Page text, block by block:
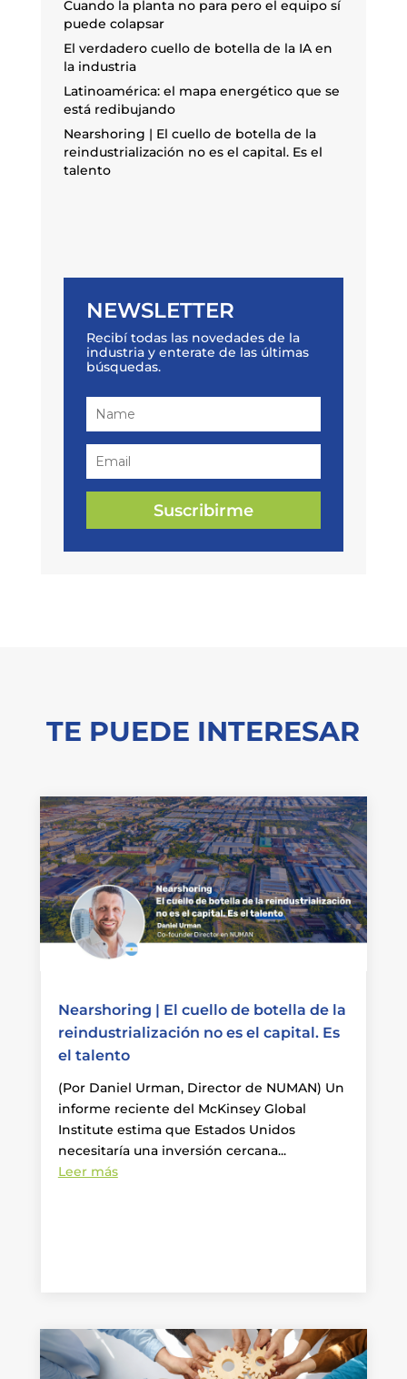
Cuando la planta no para pero el equipo sí
puede colapsar
El verdadero cuello de botella de la IA en
la industria
Latinoamérica: el mapa energético que se
está redibujando
Nearshoring | El cuello de botella de la
reindustrialización no es el capital. Es el
talento
NEWSLETTER
Recibí todas las novedades de la
industria y enterate de las últimas
búsquedas.
Suscribirme
TE PUEDE INTERESAR
Nearshoring | El cuello de botella de la
reindustrialización no es el capital. Es
el talento
(Por Daniel Urman, Director de NUMAN) Un
informe reciente del McKinsey Global
Institute estima que Estados Unidos
necesitaría una inversión cercana...
Leer más